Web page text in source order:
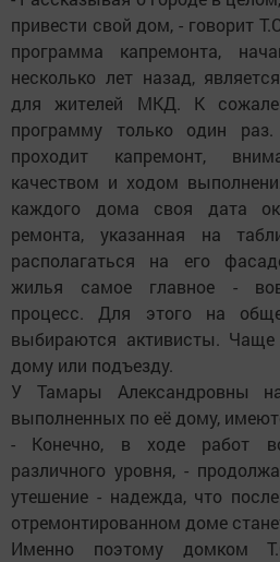
привести свой дом, - говорит
программа капремонта,
несколько лет назад,
для жителей МКД. К
программу только один
проходит капремонт,
качеством и ходом
каждого дома своя дата
ремонта, указанная на
располагаться на его
жилья самое главное -
процесс. Для этого на
выбираются активисты.
дому или подъезду.
У Тамары Александровны
выполненных по её дому,
- Конечно, в ходе работ
различного уровня, -
утешение - надежда, что
отремонтированном доме
Именно поэтому домком